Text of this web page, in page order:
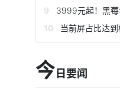
3999元起！黑莓年
当前屏占比达到极致的全屏
今 日要闻